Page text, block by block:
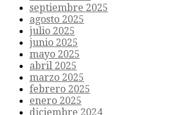
septiembre 2025
agosto 2025
julio 2025
junio 2025
mayo 2025
abril 2025
marzo 2025
febrero 2025
enero 2025
diciembre 2024